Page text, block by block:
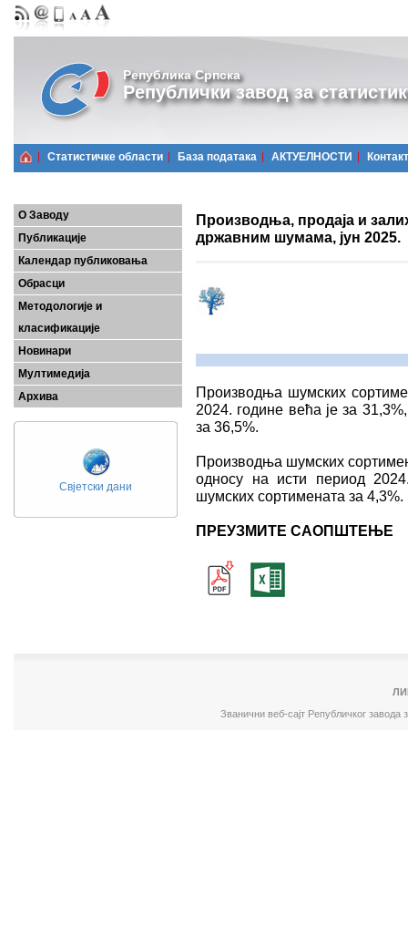
Република Српска
Републички завод за
Статистичке области Базa података АКТУЕЛНОСТИ Контакт
О Заводу
Публикације
Календар публиковања
Обрасци
Методологије и
класификације
Новинари
Мултимедија
Архива
Свјетски дани
Производња, продаја и
државним шумама, јун 2025.
Производња шумских
2024. године већа је за
за 36,5%.
Производња шумских
односу на исти период
шумских сортимената за 4,3%.
ПРЕУЗМИТЕ САОПШТЕЊЕ
Званични веб-сајт Републичког